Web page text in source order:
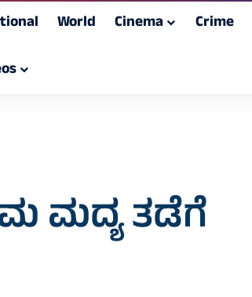
World Cinema Crime
ಮದ್ಯ ತಡೆಗೆ